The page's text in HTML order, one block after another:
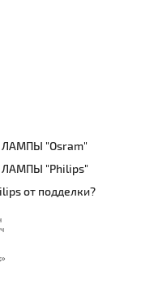
"Osram"
"Philips"
от подделки?